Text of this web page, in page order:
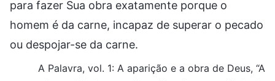
para fazer Sua obra exatamente porque o
homem é da carne, incapaz de superar o pecado
ou despojar-se da carne.
A Palavra, vol. 1: A aparição e a obra de Deus, “A